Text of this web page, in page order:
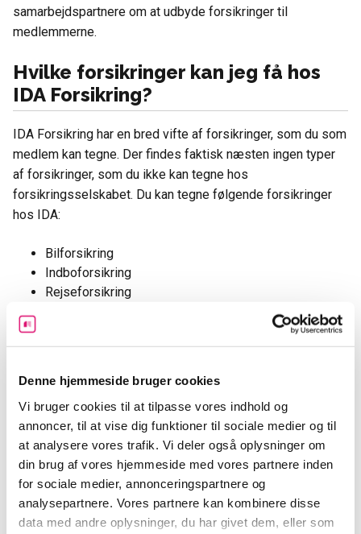
Denne hjemmeside bruger cookies
Vi bruger cookies til at tilpasse vores indhold og
annoncer, til at vise dig funktioner til sociale medier og til
at analysere vores trafik. Vi deler også oplysninger om
din brug af vores hjemmeside med vores partnere inden
for sociale medier, annonceringspartnere og
analysepartnere. Vores partnere kan kombinere disse
data med andre oplysninger, du har givet dem, eller som
samarbejdspartnere om at udbyde forsikringer til
medlemmerne.
Hvilke forsikringer kan jeg få hos
IDA Forsikring?
IDA Forsikring har en bred vifte af forsikringer, som du som
medlem kan tegne. Der findes faktisk næsten ingen typer
af forsikringer, som du ikke kan tegne hos
forsikringsselskabet. Du kan tegne følgende forsikringer
hos IDA:
Bilforsikring
Indboforsikring
Rejseforsikring
Børneforsikring
Ejerskifteforsikring
Entrepriseforsikring
Gruppelivsforsikring
Hundeforsikring
Katteforsikring
Knallertforsikring
Lønsikring
Motorcykelforsikring